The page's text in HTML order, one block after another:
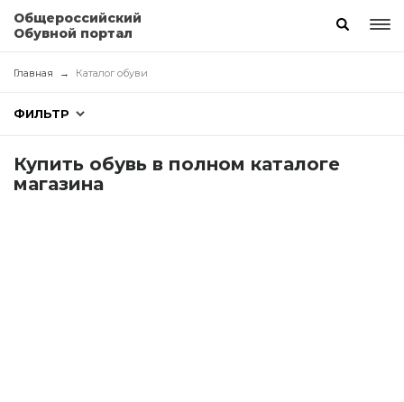
Общероссийский
Обувной портал
Главная Каталог обуви
ФИЛЬТР
Купить обувь в полном каталоге
магазина